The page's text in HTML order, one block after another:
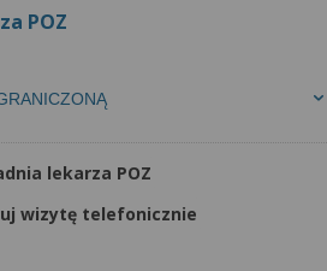
POZ
lekarza POZ
wizytę telefonicznie